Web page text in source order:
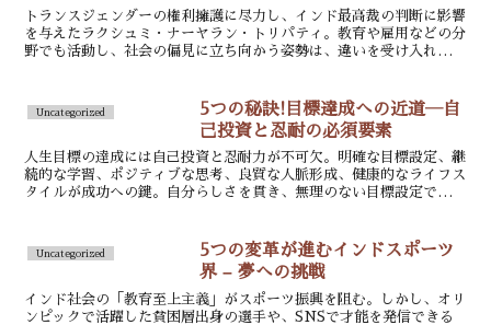
トランスジェンダーの権利擁護に尽力し、インド最高裁の判断に影響
を与えたラクシュミ・ナーヤラン・トリパティ。教育や雇用などの分
野でも活動し、社会の偏見に立ち向かう姿勢は、違いを受け入れる社
Uncategorized
5つの秘訣!目標達成への近道―自
己投資と忍耐の必須要素
人生目標の達成には自己投資と忍耐力が不可欠。明確な目標設定、継
続的な学習、ポジティブな思考、良質な人脈形成、健康的なライフス
タイルが成功への鍵。自分らしさを貫き、無理のない目標設定で自己
Uncategorized
5つの変革が進むインドスポーツ
界 – 夢への挑戦
インド社会の「教育至上主義」がスポーツ振興を阻む。しかし、オリ
ンピックで活躍した貧困層出身の選手や、SNSで才能を発信できる